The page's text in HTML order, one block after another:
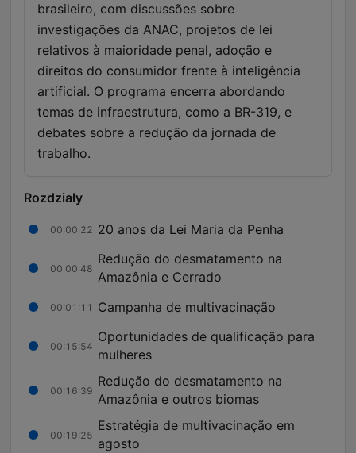
brasileiro, com discussões sobre
investigações da ANAC, projetos de lei
relativos à maioridade penal, adoção e
direitos do consumidor frente à inteligência
artificial. O programa encerra abordando
temas de infraestrutura, como a BR-319, e
debates sobre a redução da jornada de
trabalho.
Rozdziały
00:00:22 20 anos da Lei Maria da Penha
00:00:48
Redução do desmatamento na
Amazônia e Cerrado
00:01:11 Campanha de multivacinação
00:15:54
Oportunidades de qualificação para
mulheres
00:16:39
Redução do desmatamento na
Amazônia e outros biomas
00:19:25
Estratégia de multivacinação em
agosto